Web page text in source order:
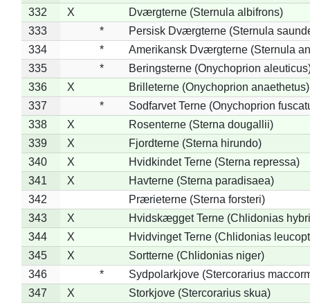
332
X
Dværgterne (Sternula albifrons)
333
*
Persisk Dværgterne (Sternula
334
*
Amerikansk Dværgterne (Sternula
335
*
Beringsterne (Onychoprion
336
X
Brilleterne (Onychoprion anaethetus)
337
*
Sodfarvet Terne (Onychoprion
338
X
Rosenterne (Sterna dougallii)
339
X
Fjordterne (Sterna hirundo)
340
X
Hvidkindet Terne (Sterna repressa)
341
X
Havterne (Sterna paradisaea)
342
Prærieterne (Sterna forsteri)
343
X
Hvidskægget Terne (Chlidonias
344
X
Hvidvinget Terne (Chlidonias
345
X
Sortterne (Chlidonias niger)
346
*
Sydpolarkjove (Stercorarius
347
X
Storkjove (Stercorarius skua)